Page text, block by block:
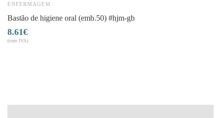
ENFERMAGEM
bastão de higiene oral (emb.50) #hjm-gb
8.61€
(com IVA)